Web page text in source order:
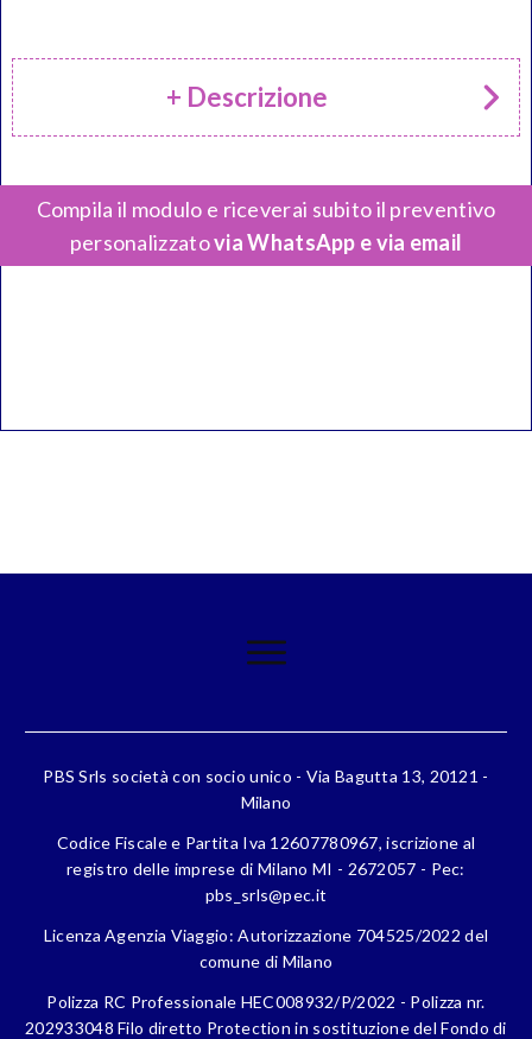
+ Descrizione
Compila il modulo e riceverai subito il preventivo
personalizzatovia WhatsApp e via email
PBS Srls società con socio unico - Via Bagutta 13, 20121 -
Milano
Codice Fiscale e Partita Iva 12607780967, iscrizione al
registro delle imprese di Milano MI - 2672057 - Pec:
pbs_srls@pec.it
Licenza Agenzia Viaggio: Autorizzazione 704525/2022 del
comune di Milano
Polizza RC Professionale HEC008932/P/2022 - Polizza nr.
202933048 Filo diretto Protection in sostituzione del Fondo di